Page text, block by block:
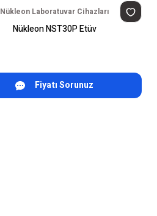
Nükleon Laboratuvar Cihazları
Nükleon NST30P Etüv
Fiyatı Sorunuz